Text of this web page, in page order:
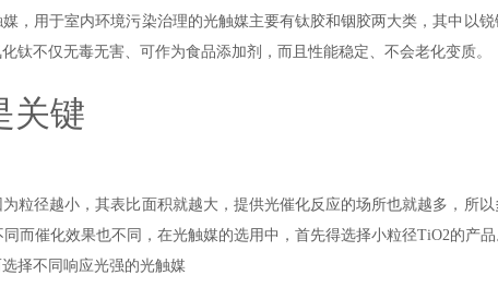
用于室内环境污染治理的光触媒主要有钛胶和铟胶两大类，其中以锐
钛不仅无毒无害、可作为食品添加剂，而且性能稳定、不会老化变质。
关键
径越小，其表比面积就越大，提供光催化反应的场所也就越多，所以
而催化效果也不同，在光触媒的选用中，首先得选择小粒径TiO2的产品
择不同响应光强的光触媒